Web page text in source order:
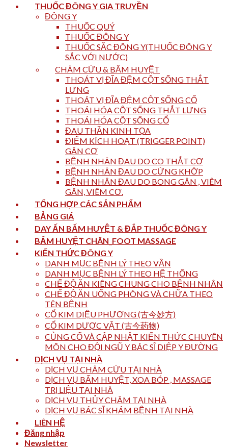
THUỐC ĐÔNG Y GIA TRUYỀN
ĐÔNG Y
THUỐC QUÝ
THUỐC ĐÔNG Y
THUỐC SẮC ĐÔNG Y(THUỐC ĐÔNG Y
SẮC VỚI NƯỚC)
CHÂM CỨU & BẤM HUYỆT
THOÁT VỊ ĐĨA ĐỆM CỘT SỐNG THẮT
LƯNG
THOÁT VỊ ĐĨA ĐỆM CỘT SỐNG CỔ
THOÁI HÓA CỘT SỐNG THẮT LƯNG
THOÁI HÓA CỘT SỐNG CỔ
ĐAU THẦN KINH TỌA
ĐIỂM KÍCH HOẠT (TRIGGER POINT)
GÂN CƠ
BỆNH NHÂN ĐAU DO CO THẮT CƠ
BỆNH NHÂN ĐAU DO CỨNG KHỚP
BỆNH NHÂN ĐAU DO BONG GÂN , VIÊM
GÂN, VIÊM CƠ.
TỔNG HỢP CÁC SẢN PHẨM
BẢNG GIÁ
DAY ẤN BẤM HUYỆT & ĐẮP THUỐC ĐÔNG Y
BẤM HUYỆT CHÂN_FOOT MASSAGE
KIẾN THỨC ĐÔNG Y
DANH MỤC BỆNH LÝ THEO VẦN
DANH MỤC BỆNH LÝ THEO HỆ THỐNG
CHẾ ĐỘ ĂN KIÊNG CHUNG CHO BỆNH NHÂN
CHẾ ĐỘ ĂN UỐNG PHÒNG VÀ CHỮA THEO
TÊN BỆNH
CỔ KIM DIỆU PHƯƠNG (古今妙方)
CỔ KIM DƯỢC VẬT (古今药物)
CỦNG CỐ VÀ CẬP NHẬT KIẾN THỨC CHUYÊN
MÔN CHO ĐỘI NGŨ Y BÁC SĨ DIỆP Y ĐƯỜNG
DỊCH VỤ TẠI NHÀ
DỊCH VỤ CHÂM CỨU TẠI NHÀ
DỊCH VỤ BẤM HUYỆT, XOA BÓP , MASSAGE
TRỊ LIỆU TẠI NHÀ
DỊCH VỤ THỦY CHÂM TẠI NHÀ
DỊCH VỤ BÁC SĨ KHÁM BỆNH TẠI NHÀ
LIÊN HỆ
Đăng nhập
Newsletter